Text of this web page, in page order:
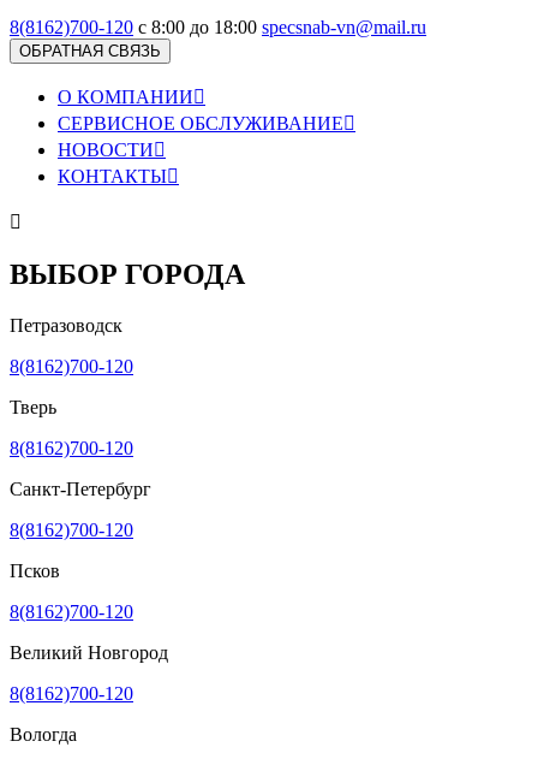
8(8162)700-120 с 8:00 до 18:00 specsnab-vn@mail.ru
ОБРАТНАЯ СВЯЗЬ
О КОМПАНИИ
СЕРВИСНОЕ ОБСЛУЖИВАНИЕ
НОВОСТИ
КОНТАКТЫ

ВЫБОР ГОРОДА
Петразоводск
8(8162)700-120
Тверь
8(8162)700-120
Санкт-Петербург
8(8162)700-120
Псков
8(8162)700-120
Великий Новгород
8(8162)700-120
Вологда